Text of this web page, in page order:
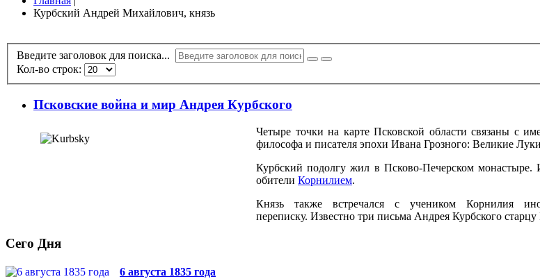
Курбский Андрей Михайлович, князь
Введите заголовок для поиска...
Кол-во строк:
Псковские война и мир Андрея Курбского
Четыре точки на карте Псковской области связаны с
философа и писателя эпохи Ивана Грозного: Великие
Курбский подолгу жил в Псково-Печерском монастыре.
обители Корнилием.
Князь также встречался с учеником Корнилия
переписку. Известно три письма Андрея Курбского старцу
Сего Дня
6 августа 1835 года